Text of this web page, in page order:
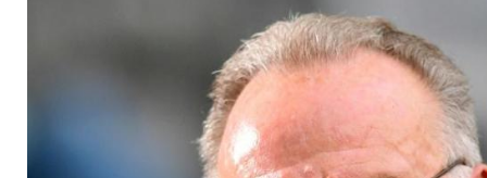
wirft DFB Profitgier